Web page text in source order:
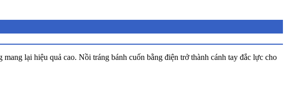
lại hiệu quả cao. Nồi tráng bánh cuốn bằng điện trở thành cánh tay đắc lực cho